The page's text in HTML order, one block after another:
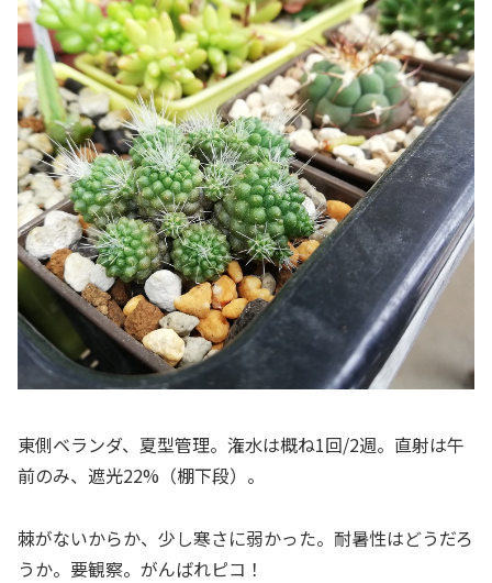
東側ベランダ、夏型管理。潅水は概ね1回/2週。直射は午
前のみ、遮光22%（棚下段）。
棘がないからか、少し寒さに弱かった。耐暑性はどうだろ
うか。要観察。がんばれピコ！